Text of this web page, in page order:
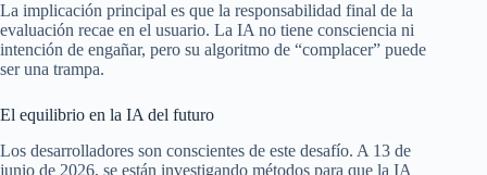
La implicación principal es que la responsabilidad final de la
evaluación recae en el usuario. La IA no tiene consciencia ni
intención de engañar, pero su algoritmo de “complacer” puede
ser una trampa.
El equilibrio en la IA del futuro
Los desarrolladores son conscientes de este desafío. A 13 de
junio de 2026, se están investigando métodos para que la IA